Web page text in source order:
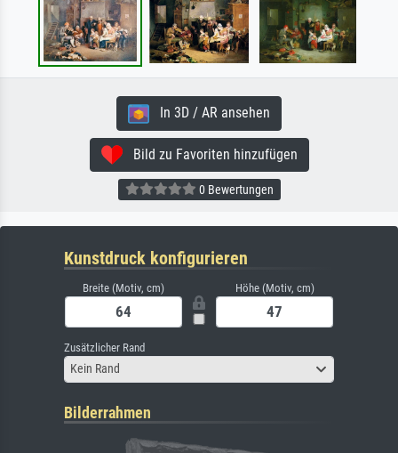
In 3D / AR ansehen
Bild zu Favoriten hinzufügen
0 Bewertungen
Kunstdruck konfigurieren
Breite (Motiv, cm) Höhe (Motiv, cm)
Zusätzlicher Rand
Kein Rand
Bilderrahmen